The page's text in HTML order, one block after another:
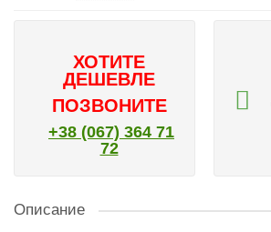
ХОТИТЕ
ДЕШЕВЛЕ
ПОЗВОНИТЕ
+38 (067) 364 71
72
Описание